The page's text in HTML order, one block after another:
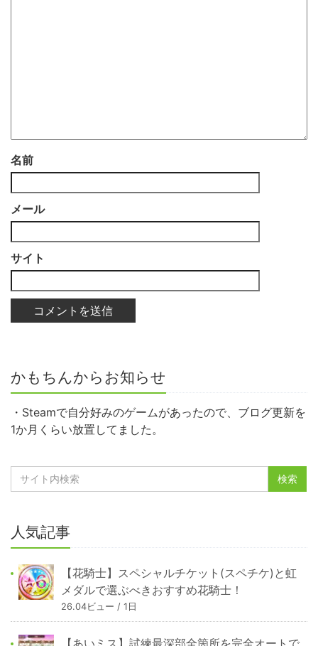
名前
メール
サイト
かもちんからお知らせ
・Steamで自分好みのゲームがあったので、ブログ更新を
1か月くらい放置してました。
人気記事
【花騎士】スペシャルチケット(スペチケ)と虹
メダルで選ぶべきおすすめ花騎士！
26.04ビュー / 1日
【あいミス】試練最深部全箇所を完全オートで